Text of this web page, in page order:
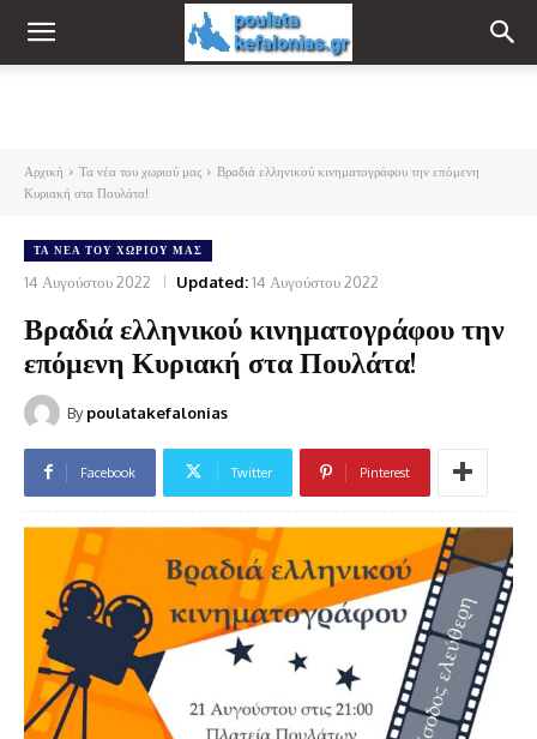
Αρχική Τα νέα του χωριού μας
Βραδιά ελληνικού κινηματογράφου την επόμενη
Κυριακή στα Πουλάτα!
ΤΑ ΝΈΑ ΤΟΥ ΧΩΡΙΟΎ ΜΑΣ
14 Αυγούστου 2022 Updated:14 Αυγούστου 2022
Βραδιά ελληνικού κινηματογράφου την
επόμενη Κυριακή στα Πουλάτα!
By poulatakefalonias
Facebook Twitter Pinterest